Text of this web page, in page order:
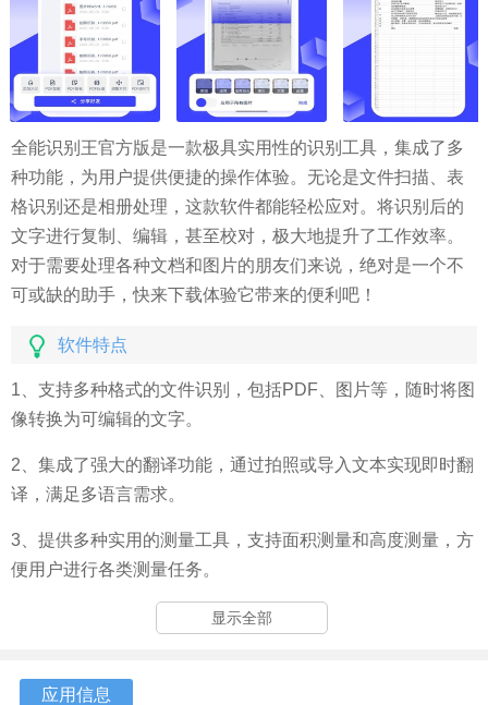
全能识别王官方版是一款极具实用性的识别工具，集成了多
种功能，为用户提供便捷的操作体验。无论是文件扫描、表
格识别还是相册处理，这款软件都能轻松应对。将识别后的
文字进行复制、编辑，甚至校对，极大地提升了工作效率。
对于需要处理各种文档和图片的朋友们来说，绝对是一个不
可或缺的助手，快来下载体验它带来的便利吧！
软件特点
1、支持多种格式的文件识别，包括PDF、图片等，随时将图
像转换为可编辑的文字。
2、集成了强大的翻译功能，通过拍照或导入文本实现即时翻
译，满足多语言需求。
3、提供多种实用的测量工具，支持面积测量和高度测量，方
便用户进行各类测量任务。
4、优化的智能排版功能，能够让识别后的文字排版更加美
显示全部
应用信息